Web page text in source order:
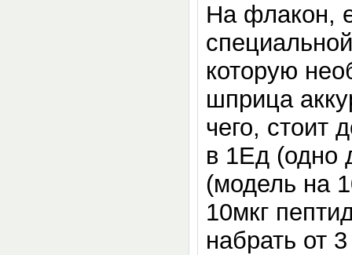
На флакон,
которую
шприца
чего, стоит
в 1Ед (одно
(модель на
10мкг
набрать от